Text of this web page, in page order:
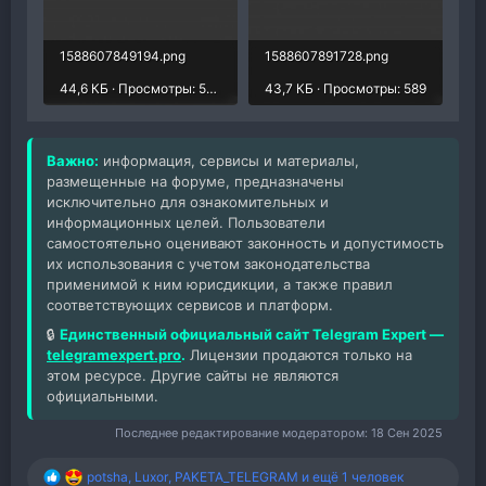
1588607849194.png
44,6 КБ · Просмотры: 508
1588607891728.png
43,7 КБ · Просмотры: 589
Важно: информация, сервисы и материалы,
размещенные на форуме, предназначены
исключительно для ознакомительных и
информационных целей. Пользователи
самостоятельно оценивают законность и допустимость
их использования с учетом законодательства
применимой к ним юрисдикции, а также правил
соответствующих сервисов и платформ.
🔒 Единственный официальный сайт Telegram Expert —
telegramexpert.pro. Лицензии продаются только на
этом ресурсе. Другие сайты не являются
официальными.
Последнее редактирование модератором: 18 Сен 2025
potsha, Luxor, PAKETA_TELEGRAM и ещё 1 человек